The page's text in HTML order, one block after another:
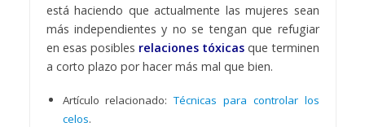
está haciendo que actualmente las mujeres sean
más independientes y no se tengan que refugiar
en esas posibles relaciones tóxicas que terminen
a corto plazo por hacer más mal que bien.
Artículo relacionado:Técnicas para controlar los
celos.